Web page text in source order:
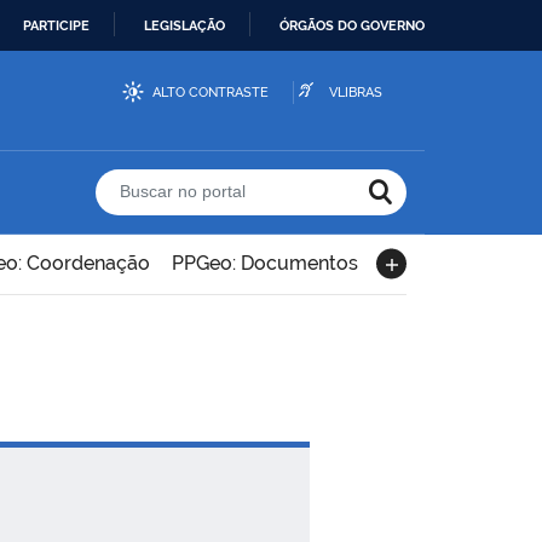
PARTICIPE LEGISLAÇÃO ÓRGÃOS DO GOVERNO
ALTO CONTRASTE VLIBRAS
Buscar no portal
Coordenação PPGeo: Documentos